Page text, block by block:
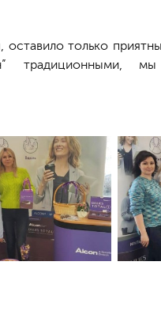
только
традиционными, мы